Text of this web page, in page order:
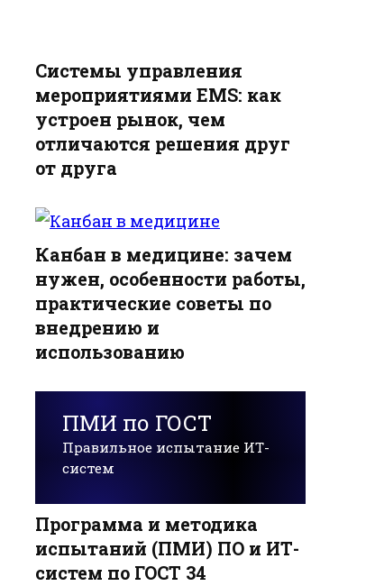
Системы управления
мероприятиями EMS: как
устроен рынок, чем
отличаются решения друг
от друга
Канбан в медицине: зачем
нужен, особенности работы,
практические советы по
внедрению и
использованию
ПМИ по ГОСТ
Правильное испытание ИТ-
систем
Программа и методика
испытаний (ПМИ) ПО и ИТ-
систем по ГОСТ 34